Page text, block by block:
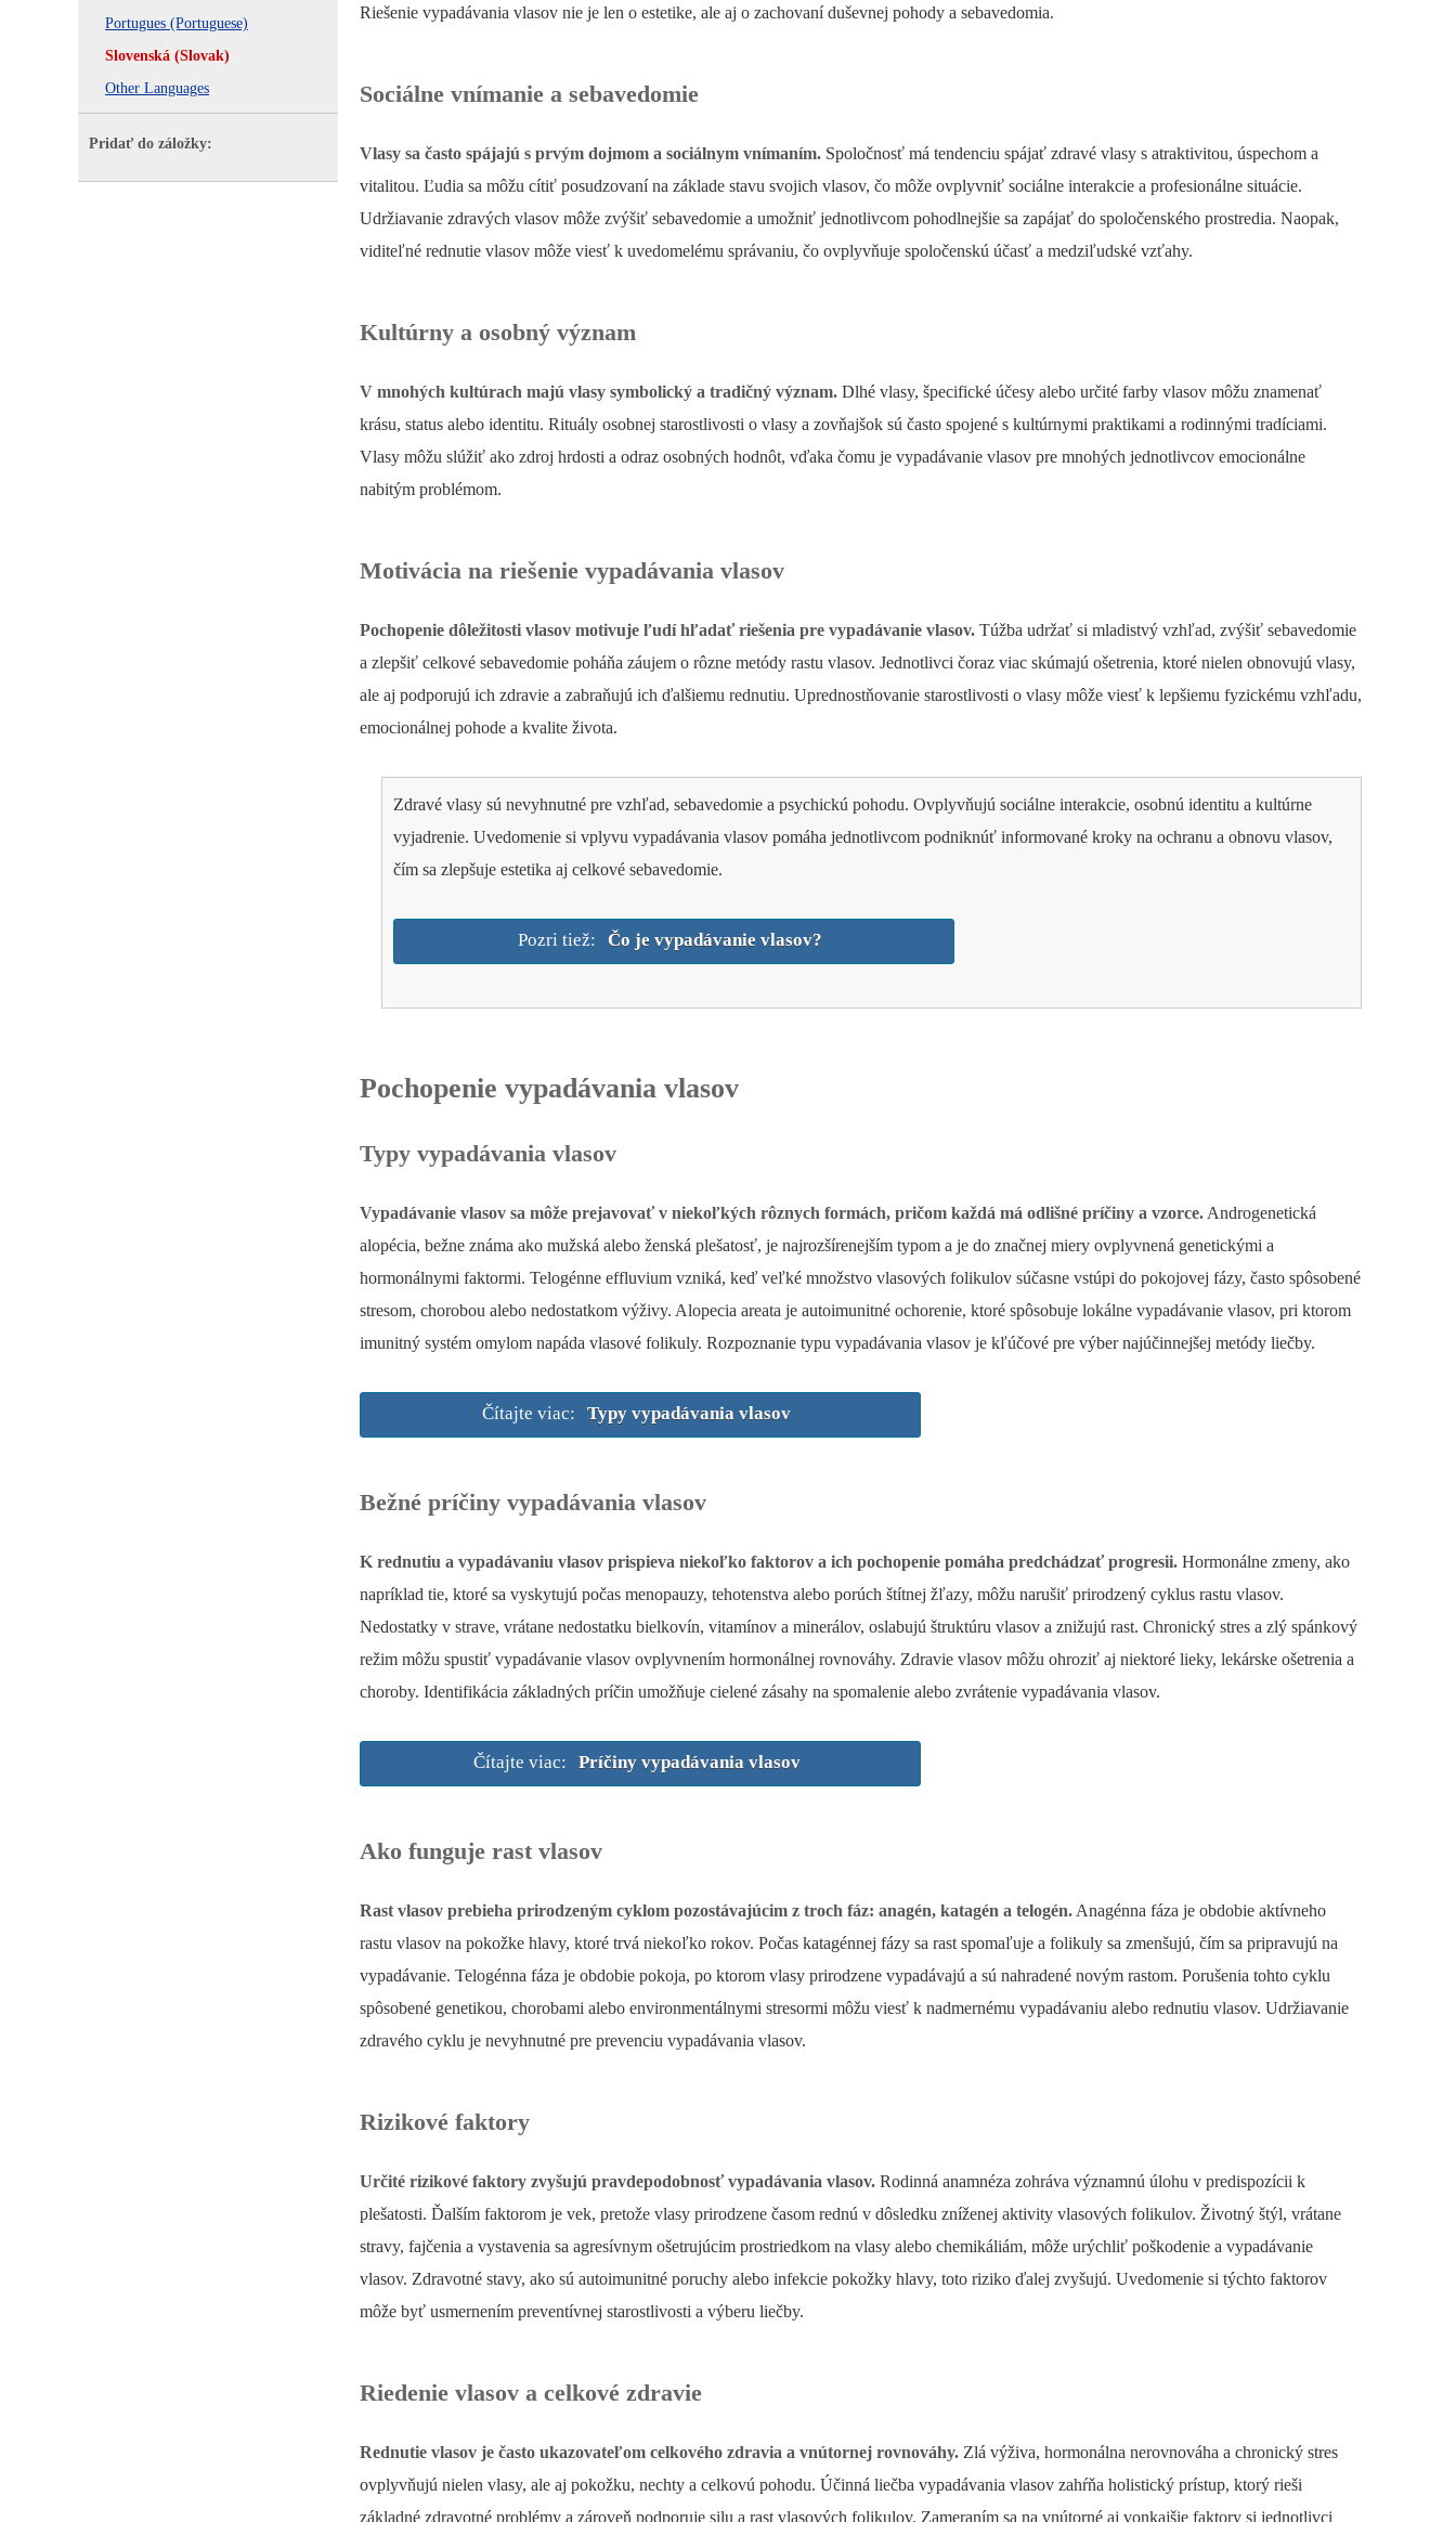
Portugues (Portuguese)
Slovenská (Slovak)
Other Languages
Pridať do záložky:
Riešenie vypadávania vlasov nie je len o estetike, ale aj o zachovaní duševnej pohody a sebavedomia.
Sociálne vnímanie a sebavedomie
Vlasy sa často spájajú s prvým dojmom a sociálnym vnímaním. Spoločnosť má tendenciu spájať zdravé vlasy s atraktivitou, úspechom a
vitalitou. Ľudia sa môžu cítiť posudzovaní na základe stavu svojich vlasov, čo môže ovplyvniť sociálne interakcie a profesionálne situácie.
Udržiavanie zdravých vlasov môže zvýšiť sebavedomie a umožniť jednotlivcom pohodlnejšie sa zapájať do spoločenského prostredia. Naopak,
viditeľné rednutie vlasov môže viesť k uvedomelému správaniu, čo ovplyvňuje spoločenskú účasť a medziľudské vzťahy.
Kultúrny a osobný význam
V mnohých kultúrach majú vlasy symbolický a tradičný význam. Dlhé vlasy, špecifické účesy alebo určité farby vlasov môžu znamenať
krásu, status alebo identitu. Rituály osobnej starostlivosti o vlasy a zovňajšok sú často spojené s kultúrnymi praktikami a rodinnými tradíciami.
Vlasy môžu slúžiť ako zdroj hrdosti a odraz osobných hodnôt, vďaka čomu je vypadávanie vlasov pre mnohých jednotlivcov emocionálne
nabitým problémom.
Motivácia na riešenie vypadávania vlasov
Pochopenie dôležitosti vlasov motivuje ľudí hľadať riešenia pre vypadávanie vlasov. Túžba udržať si mladistvý vzhľad, zvýšiť sebavedomie
a zlepšiť celkové sebavedomie poháňa záujem o rôzne metódy rastu vlasov. Jednotlivci čoraz viac skúmajú ošetrenia, ktoré nielen obnovujú vlasy,
ale aj podporujú ich zdravie a zabraňujú ich ďalšiemu rednutiu. Uprednostňovanie starostlivosti o vlasy môže viesť k lepšiemu fyzickému vzhľadu,
emocionálnej pohode a kvalite života.
Zdravé vlasy sú nevyhnutné pre vzhľad, sebavedomie a psychickú pohodu. Ovplyvňujú sociálne interakcie, osobnú identitu a kultúrne
vyjadrenie. Uvedomenie si vplyvu vypadávania vlasov pomáha jednotlivcom podniknúť informované kroky na ochranu a obnovu vlasov,
čím sa zlepšuje estetika aj celkové sebavedomie.
Pozri tiež: Čo je vypadávanie vlasov?
Pochopenie vypadávania vlasov
Typy vypadávania vlasov
Vypadávanie vlasov sa môže prejavovať v niekoľkých rôznych formách, pričom každá má odlišné príčiny a vzorce. Androgenetická
alopécia, bežne známa ako mužská alebo ženská plešatosť, je najrozšírenejším typom a je do značnej miery ovplyvnená genetickými a
hormonálnymi faktormi. Telogénne effluvium vzniká, keď veľké množstvo vlasových folikulov súčasne vstúpi do pokojovej fázy, často spôsobené
stresom, chorobou alebo nedostatkom výživy. Alopecia areata je autoimunitné ochorenie, ktoré spôsobuje lokálne vypadávanie vlasov, pri ktorom
imunitný systém omylom napáda vlasové folikuly. Rozpoznanie typu vypadávania vlasov je kľúčové pre výber najúčinnejšej metódy liečby.
Čítajte viac: Typy vypadávania vlasov
Bežné príčiny vypadávania vlasov
K rednutiu a vypadávaniu vlasov prispieva niekoľko faktorov a ich pochopenie pomáha predchádzať progresii. Hormonálne zmeny, ako
napríklad tie, ktoré sa vyskytujú počas menopauzy, tehotenstva alebo porúch štítnej žľazy, môžu narušiť prirodzený cyklus rastu vlasov.
Nedostatky v strave, vrátane nedostatku bielkovín, vitamínov a minerálov, oslabujú štruktúru vlasov a znižujú rast. Chronický stres a zlý spánkový
režim môžu spustiť vypadávanie vlasov ovplyvnením hormonálnej rovnováhy. Zdravie vlasov môžu ohroziť aj niektoré lieky, lekárske ošetrenia a
choroby. Identifikácia základných príčin umožňuje cielené zásahy na spomalenie alebo zvrátenie vypadávania vlasov.
Čítajte viac: Príčiny vypadávania vlasov
Ako funguje rast vlasov
Rast vlasov prebieha prirodzeným cyklom pozostávajúcim z troch fáz: anagén, katagén a telogén. Anagénna fáza je obdobie aktívneho
rastu vlasov na pokožke hlavy, ktoré trvá niekoľko rokov. Počas katagénnej fázy sa rast spomaľuje a folikuly sa zmenšujú, čím sa pripravujú na
vypadávanie. Telogénna fáza je obdobie pokoja, po ktorom vlasy prirodzene vypadávajú a sú nahradené novým rastom. Porušenia tohto cyklu
spôsobené genetikou, chorobami alebo environmentálnymi stresormi môžu viesť k nadmernému vypadávaniu alebo rednutiu vlasov. Udržiavanie
zdravého cyklu je nevyhnutné pre prevenciu vypadávania vlasov.
Rizikové faktory
Určité rizikové faktory zvyšujú pravdepodobnosť vypadávania vlasov. Rodinná anamnéza zohráva významnú úlohu v predispozícii k
plešatosti. Ďalším faktorom je vek, pretože vlasy prirodzene časom rednú v dôsledku zníženej aktivity vlasových folikulov. Životný štýl, vrátane
stravy, fajčenia a vystavenia sa agresívnym ošetrujúcim prostriedkom na vlasy alebo chemikáliám, môže urýchliť poškodenie a vypadávanie
vlasov. Zdravotné stavy, ako sú autoimunitné poruchy alebo infekcie pokožky hlavy, toto riziko ďalej zvyšujú. Uvedomenie si týchto faktorov
môže byť usmernením preventívnej starostlivosti a výberu liečby.
Riedenie vlasov a celkové zdravie
Rednutie vlasov je často ukazovateľom celkového zdravia a vnútornej rovnováhy. Zlá výživa, hormonálna nerovnováha a chronický stres
ovplyvňujú nielen vlasy, ale aj pokožku, nechty a celkovú pohodu. Účinná liečba vypadávania vlasov zahŕňa holistický prístup, ktorý rieši
základné zdravotné problémy a zároveň podporuje silu a rast vlasových folikulov. Zameraním sa na vnútorné aj vonkajšie faktory si jednotlivci